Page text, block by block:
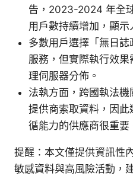
告，2023-2024 年全
用戶數持續增加，顯示
多數用戶選擇「無日
服務，但實際執行效
理伺服器分佈。
法執方面，跨國執法
提供商索取資料，因
循能力的供應商很重要
提醒：本文僅提供資訊性
敏感資料與高風險活動，